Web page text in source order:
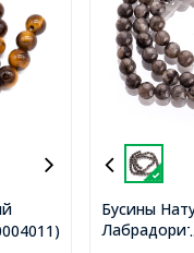
Бусины